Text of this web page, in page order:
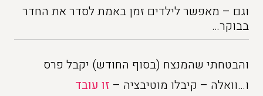
וגם – מאפשר לילדים זמן באמת לסדר את החדר
בבוקר…
והבטחתי שהמנצח (בסוף החודש) יקבל פרס
ו…וואלה – קיבלו מוטיבציה – זו עובד